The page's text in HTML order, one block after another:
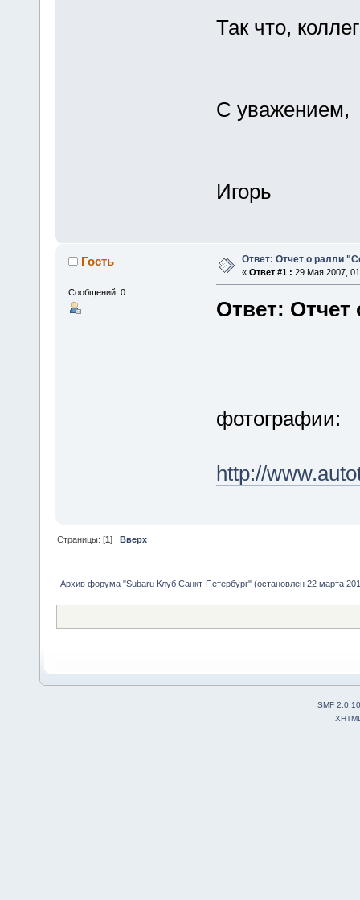
Так что,
С уважением,
Игорь
Гость
Сообщений: 0
Ответ: Отчет о ралли
« Ответ #1 : 29 Мая 2007,
Ответ:
фотографии:
http://
Страницы: [1]Вверх
Архив форума "Subaru Клуб Санкт-Петербург" (остановлен 22 марта
SMF 2.0.10